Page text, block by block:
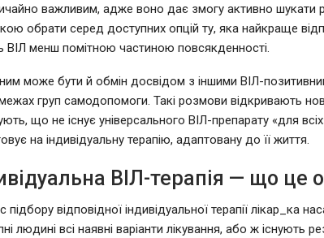
важливим, адже воно дає змогу активно шукати
обрати серед доступних опцій ту, яка найкраще
ВІЛ менш помітною частиною повсякденності.
може бути й обмін досвідом з іншими ВІЛ-
груп самодопомоги. Такі розмови відкривають
що не існує універсального ВІЛ-препарату «для
на індивідуальну терапію, адаптовану до її життя.
ВІЛ-терапія — що це
підбору відповідної індивідуальної терапії лікар_ка
людині всі наявні варіанти лікування, або ж існують